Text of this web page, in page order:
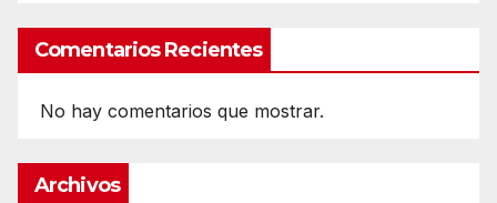
Comentarios Recientes
No hay comentarios que mostrar.
Archivos